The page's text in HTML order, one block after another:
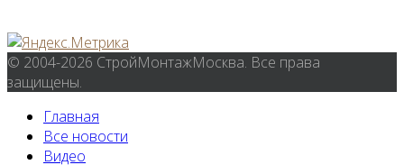
© 2004-2026 СтройМонтажМосква. Все права
защищены.
Главная
Все новости
Видео